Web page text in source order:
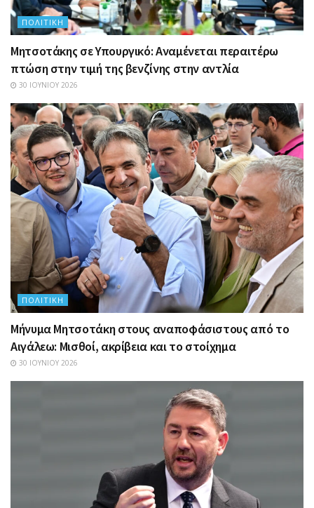
ΠΟΛΙΤΙΚΉ
Μητσοτάκης σε Υπουργικό: Αναμένεται περαιτέρω
πτώση στην τιμή της βενζίνης στην αντλία
30 ΙΟΥΝΊΟΥ 2026
ΠΟΛΙΤΙΚΉ
Μήνυμα Μητσοτάκη στους αναποφάσιστους από το
Αιγάλεω: Μισθοί, ακρίβεια και το στοίχημα
30 ΙΟΥΝΊΟΥ 2026